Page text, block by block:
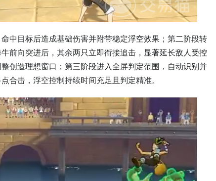
中目标后造成基础伤害并附带稳定浮空效果；第二阶段转
前向突进后，其余两只立即衔接追击，显著延长敌人受控
创造理想窗口；第三阶段进入全屏判定范围，自动识别并
合击，浮空控制持续时间充足且判定精准。